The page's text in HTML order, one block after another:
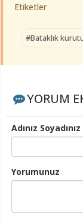
Etiketler
#Bataklık
YORUM
Adınız Soyadınız
Yorumunuz